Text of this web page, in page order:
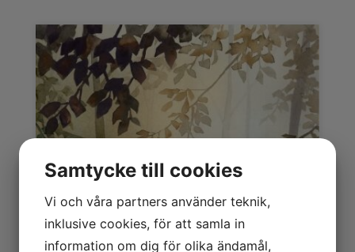
Samtycke till cookies
Vi och våra partners använder teknik,
inklusive cookies, för att samla in
information om dig för olika ändamål,